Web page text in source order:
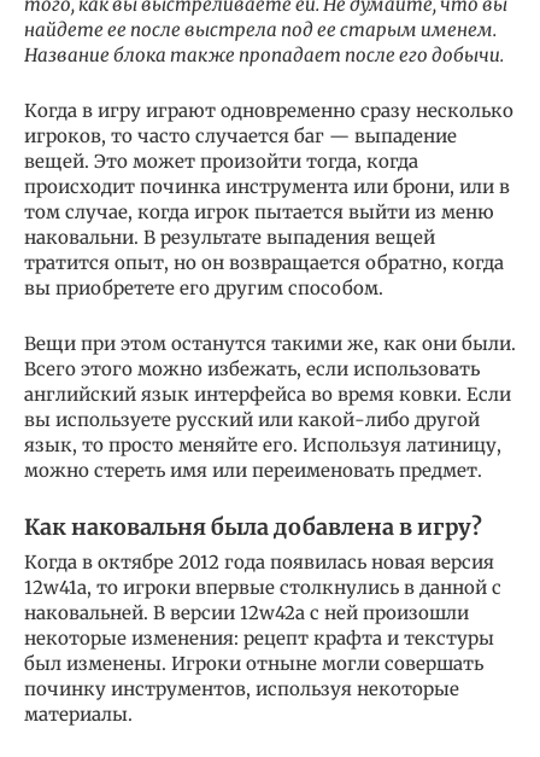
найдете ее после выстрела под ее старым именем.
Название блока также пропадает после его добычи.
Когда в игру играют одновременно сразу несколько
игроков, то часто случается баг — выпадение
вещей. Это может произойти тогда, когда
происходит починка инструмента или брони, или в
том случае, когда игрок пытается выйти из меню
наковальни. В результате выпадения вещей
тратится опыт, но он возвращается обратно, когда
вы приобретете его другим способом.
Вещи при этом останутся такими же, как они были.
Всего этого можно избежать, если использовать
английский язык интерфейса во время ковки. Если
вы используете русский или какой-либо другой
язык, то просто меняйте его. Используя латиницу,
можно стереть имя или переименовать предмет.
Как наковальня была добавлена в игру?
Когда в октябре 2012 года появилась новая версия
12w41a, то игроки впервые столкнулись в данной с
наковальней. В версии 12w42a с ней произошли
некоторые изменения: рецепт крафта и текстуры
был изменены. Игроки отныне могли совершать
починку инструментов, используя некоторые
материалы.